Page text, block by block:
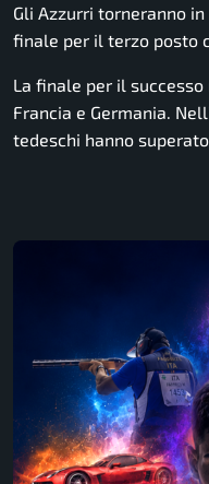
Gli Azzurri torneranno
finale per il terzo posto
La finale per il
Francia e Germania.
tedeschi hanno